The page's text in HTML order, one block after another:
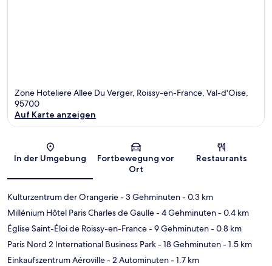
Zone Hoteliere Allee Du Verger, Roissy-en-France, Val-d'Oise,
95700
Auf Karte anzeigen
In der Umgebung
Fortbewegung vor
Ort
Restaurants
Kulturzentrum der Orangerie- 3 Gehminuten- 0.3 km
Millénium Hôtel Paris Charles de Gaulle- 4 Gehminuten- 0.4 km
Église Saint-Éloi de Roissy-en-France- 9 Gehminuten- 0.8 km
Paris Nord 2 International Business Park- 18 Gehminuten- 1.5 km
Einkaufszentrum Aéroville- 2 Autominuten- 1.7 km